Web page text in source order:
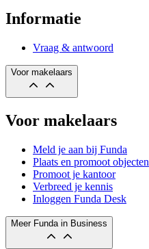
Informatie
Vraag & antwoord
Voor makelaars
Voor makelaars
Meld je aan bij Funda
Plaats en promoot objecten
Promoot je kantoor
Verbreed je kennis
Inloggen Funda Desk
Meer Funda in Business